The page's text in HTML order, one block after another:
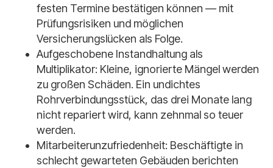
festen Termine bestätigen können — mit
Prüfungsrisiken und möglichen
Versicherungslücken als Folge.
Aufgeschobene Instandhaltung als
Multiplikator: Kleine, ignorierte Mängel werden
zu großen Schäden. Ein undichtes
Rohrverbindungsstück, das drei Monate lang
nicht repariert wird, kann zehnmal so teuer
werden.
Mitarbeiterunzufriedenheit: Beschäftigte in
schlecht gewarteten Gebäuden berichten